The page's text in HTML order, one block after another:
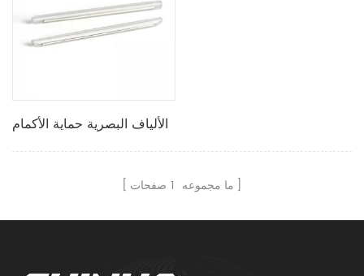
الألياف البصرية حماية الأكمام
ما مجموعه 1 صفحات